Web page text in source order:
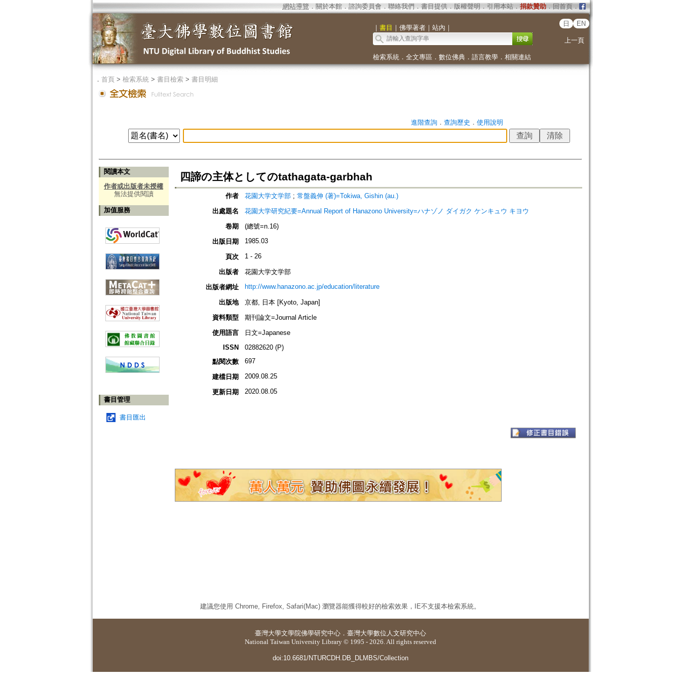
網站導覽 ． 關於本館． 諮詢委員會． 聯絡我們 ． 書目提供． 版權聲明 ． 引用本站． 捐款贊助．回首頁．
｜ 書目 ｜ 佛學著者｜ 站內 ｜
日 EN
上一頁
檢索系統． 全文專區 ． 數位佛典． 語言教學． 相關連結
． 首頁> 檢索系統> 書目檢索> 書目明細
進階查詢． 查詢歷史 ． 使用說明
閱讀本文
作者或出版者未授權
無法提供閱讀
加值服務
書目管理
書目匯出
四諦の主体としてのtathagata-garbhah
作者 花園大学文学部; 常盤義伸 (著)=Tokiwa, Gishin (au.)
出處題名
花園大学研究紀要=Annual Report of Hanazono University=ハナゾノ ダイガク ケンキュウ キヨウ
卷期
(總號=n.16)
出版日期
1985.03
頁次 1 - 26
出版者
花園大学文学部
出版者網址
http://www.hanazono.ac.jp/education/literature
出版地
京都, 日本 [Kyoto, Japan]
資料類型
期刊論文=Journal Article
使用語言
日文=Japanese
ISSN
02882620 (P)
點閱次數
697
建檔日期 2009.08.25
更新日期 2020.08.05
建議您使用 Chrome, Firefox, Safari(Mac) 瀏覽器能獲得較好的檢索效果，IE不支援本檢索系統。
臺灣大學文學院佛學研究中心 ． 臺灣大學數位人文研究中心
National Taiwan University Library © 1995 - 2026. All rights reserved
doi:10.6681/NTURCDH.DB_DLMBS/Collection